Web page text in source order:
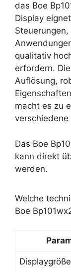
das Boe
Display
qualitativ
erfordern.
Auflösung,
macht es zu
verschiedene
Das Boe
kann direkt
werden.
Welche
Boe
Displaygröße